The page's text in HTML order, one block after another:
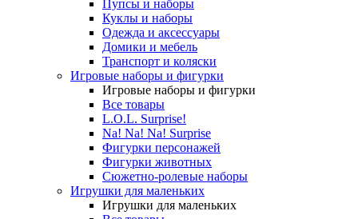
Пупсы и наборы
Куклы и наборы
Одежда и аксессуары
Домики и мебель
Транспорт и коляски
Игровые наборы и фигурки
Игровые наборы и фигурки
Все товары
L.O.L. Surprise!
Na! Na! Na! Surprise
Фигурки персонажей
Фигурки животных
Сюжетно-ролевые наборы
Игрушки для маленьких
Игрушки для маленьких